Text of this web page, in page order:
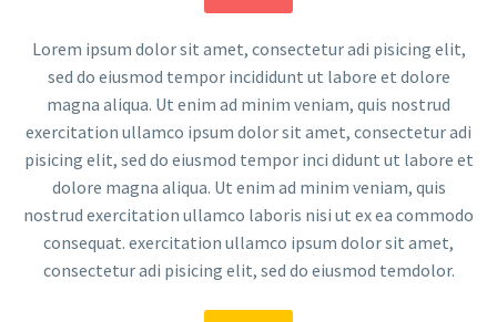
Lorem ipsum dolor sit amet, consectetur adi pisicing elit,
sed do eiusmod tempor incididunt ut labore et dolore
magna aliqua. Ut enim ad minim veniam, quis nostrud
exercitation ullamco ipsum dolor sit amet, consectetur adi
pisicing elit, sed do eiusmod tempor inci didunt ut labore et
dolore magna aliqua. Ut enim ad minim veniam, quis
nostrud exercitation ullamco laboris nisi ut ex ea commodo
consequat. exercitation ullamco ipsum dolor sit amet,
consectetur adi pisicing elit, sed do eiusmod temdolor.